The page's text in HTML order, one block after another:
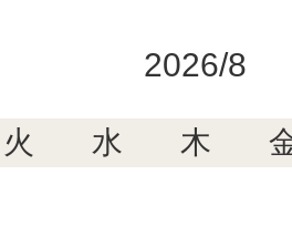
2026/8
火 水 木